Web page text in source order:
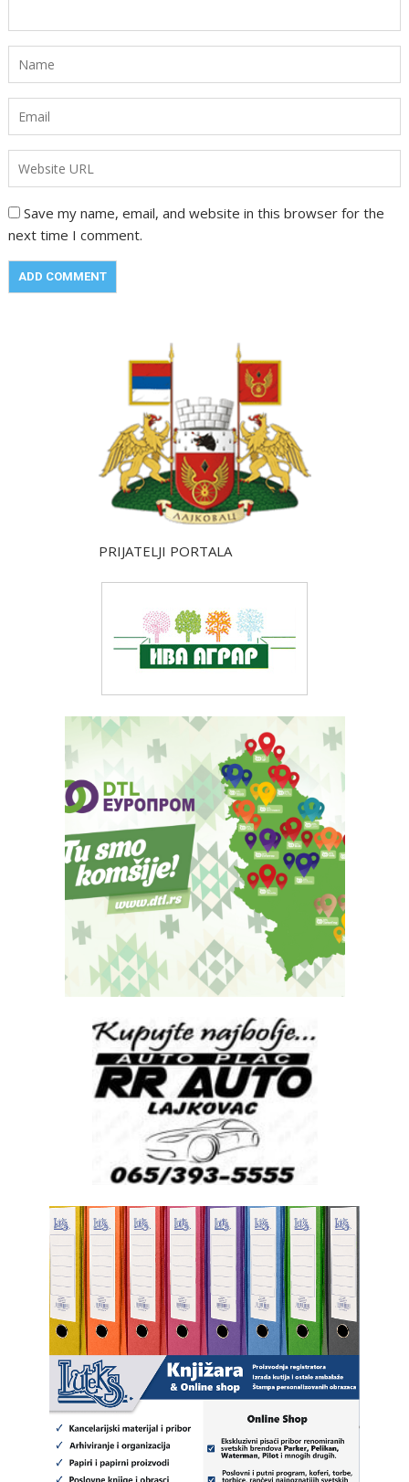
Save my name, email, and website in this browser for the
next time I comment.
PRIJATELJI PORTALA